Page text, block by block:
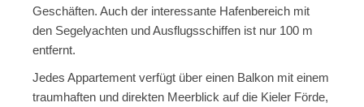
Geschäften. Auch der interessante Hafenbereich mit
den Segelyachten und Ausflugsschiffen ist nur 100 m
entfernt.
Jedes Appartement verfügt über einen Balkon mit einem
traumhaften und direkten Meerblick auf die Kieler Förde,